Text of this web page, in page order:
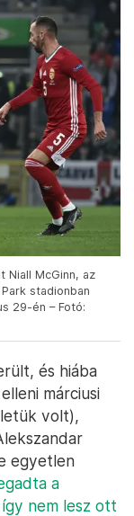
Niall McGinn, az
stadionban
29-én – Fotó:
és hiába
márciusi
volt),
egyetlen
a
nem lesz ott